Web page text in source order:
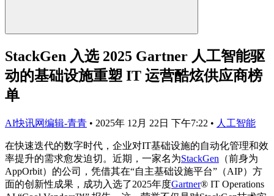
StackGen 入选 2025 Gartner 人工智能驱
动的基础设施重塑 IT 运营酷炫供应商榜
单
AI快讯网编辑-青青 • 2025年 12月 22日 下午7:22 • 人工智能
在快速迭代的数字时代，企业对IT基础设施的自动化管理和效
率提升的需求愈发迫切。近期，一家名为StackGen （前身为
AppOrbit）的公司，凭借其在“自主基础设施平台”（AIP）方
面的创新性成果，成功入选了2025年度Gartner® IT Operations